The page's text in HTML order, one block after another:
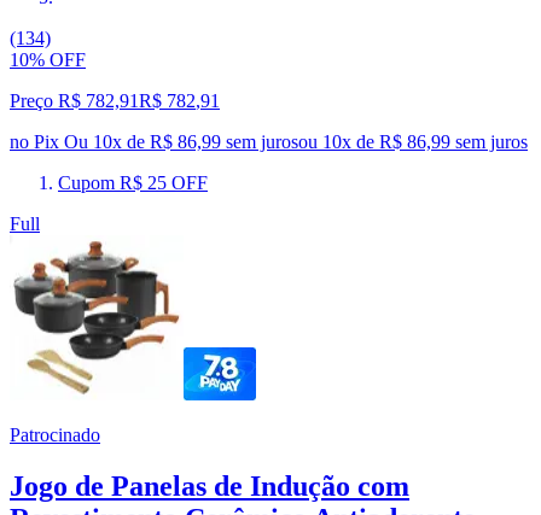
(134)
10% OFF
Preço R$ 782,91R$ 782,91
no Pix Ou 10x de R$ 86,99 sem jurosou 10x de R$ 86,99 sem juros
Cupom R$ 25 OFF
Full
Patrocinado
Jogo de Panelas de Indução com